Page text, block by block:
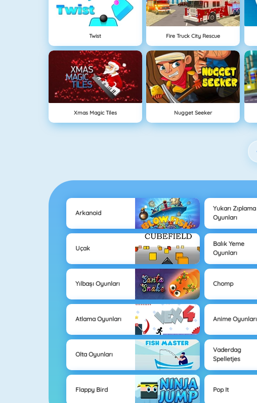
Twist Fire Truck City Rescue
Xmas Magic Tiles Nugget Seeker
Arkanoid
Yukarı Zıplama
Oyunları
Uçak
Balık Yeme
Oyunları
Yılbaşı Oyunları Chomp
Atlama Oyunları Anime Oyunları
Olta Oyunları
Vaderdag
Spelletjes
Flappy Bird Pop It